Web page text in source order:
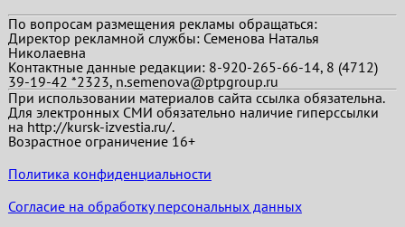
По вопросам размещения рекламы обращаться:
Директор рекламной службы: Семенова Наталья
Николаевна
Контактные данные редакции: 8-920-265-66-14, 8 (4712)
39-19-42 *2323, n.semenova@ptpgroup.ru
При использовании материалов сайта ссылка обязательна.
Для электронных СМИ обязательно наличие гиперссылки
на http://kursk-izvestia.ru/.
Возрастное ограничение 16+
Политика конфиденциальности
Согласие на обработку персональных данных